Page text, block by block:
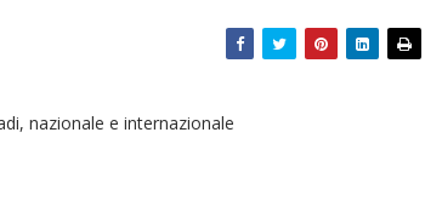
nazionale e internazionale